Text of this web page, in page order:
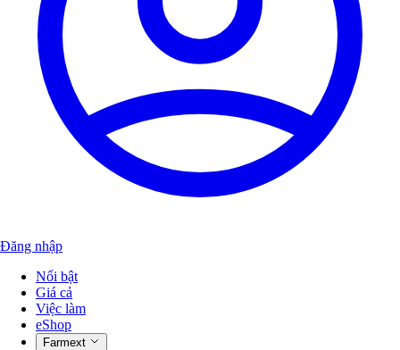
Đăng nhập
Nổi bật
Giá cả
Việc làm
eShop
Farmext